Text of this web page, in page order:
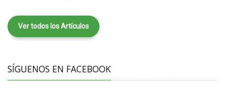
Ver todos los Artículos
SÍGUENOS EN FACEBOOK